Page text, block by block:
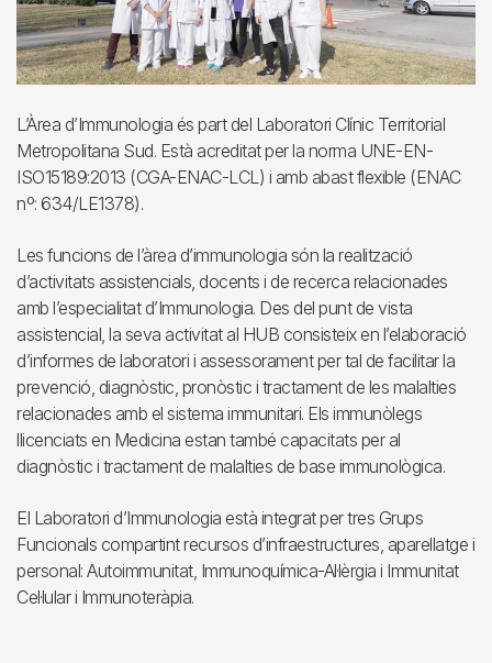
L’Àrea d’Immunologia és part del Laboratori Clínic Territorial
Metropolitana Sud. Està acreditat per la norma UNE-EN-
ISO15189:2013 (CGA-ENAC-LCL) i amb abast flexible (ENAC
nº: 634/LE1378).
Les funcions de l’àrea d’immunologia són la realització
d’activitats assistencials, docents i de recerca relacionades
amb l’especialitat d’Immunologia. Des del punt de vista
assistencial, la seva activitat al HUB consisteix en l’elaboració
d’informes de laboratori i assessorament per tal de facilitar la
prevenció, diagnòstic, pronòstic i tractament de les malalties
relacionades amb el sistema immunitari. Els immunòlegs
llicenciats en Medicina estan també capacitats per al
diagnòstic i tractament de malalties de base immunològica.
El Laboratori d’Immunologia està integrat per tres Grups
Funcionals compartint recursos d’infraestructures, aparellatge i
personal: Autoimmunitat, Immunoquímica-Al·lèrgia i Immunitat
Cel·lular i Immunoteràpia.